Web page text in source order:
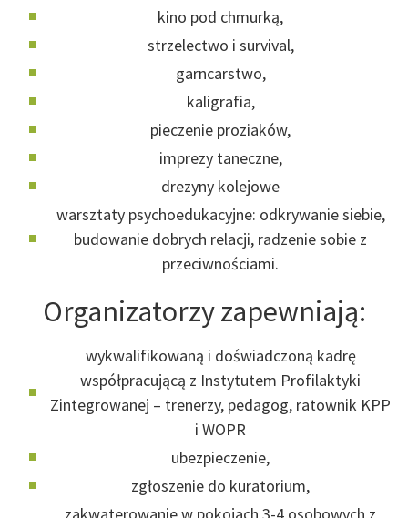
kino pod chmurką,
strzelectwo i survival,
garncarstwo,
kaligrafia,
pieczenie proziaków,
imprezy taneczne,
drezyny kolejowe
warsztaty psychoedukacyjne: odkrywanie siebie,
budowanie dobrych relacji, radzenie sobie z
przeciwnościami.
Organizatorzy zapewniają:
wykwalifikowaną i doświadczoną kadrę
współpracującą z Instytutem Profilaktyki
Zintegrowanej – trenerzy, pedagog, ratownik KPP
i WOPR
ubezpieczenie,
zgłoszenie do kuratorium,
zakwaterowanie w pokojach 3-4 osobowych z